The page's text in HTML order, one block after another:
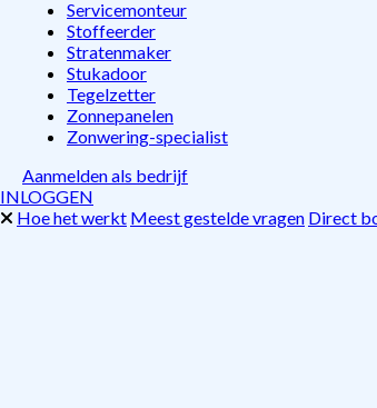
Servicemonteur
Stoffeerder
Stratenmaker
Stukadoor
Tegelzetter
Zonnepanelen
Zonwering-specialist
Aanmelden als bedrijf
INLOGGEN
Hoe het werkt Meest gestelde vragen Direct